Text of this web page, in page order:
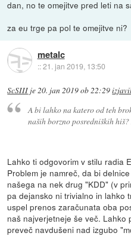
dan, no te omejitve pred leti na
za eu trge pa pol te omejitve ni?
metalc
::21. jan 2019, 13:50
ScSIII je20. jan 2019 ob 22:29
A bi lahko na katero od teh
naših borzno posredniških
Lahko ti odgovorim v stilu radia
Problem je namreč, da bi
našega na nek drug "KDD" (v
pa dejansko ni trivialno in lahko
uspel prenos zaračunata oba
naš najverjetneje še več. Lahko
preveč navdušeni nad izgubo